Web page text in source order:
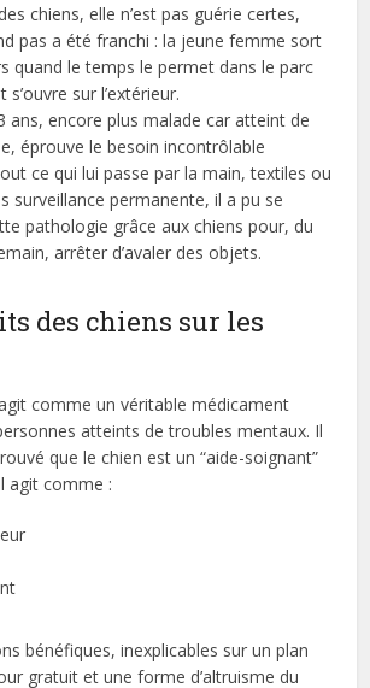
chiens, elle n’est pas guérie certes,
pas a été franchi : la jeune femme sort
quand le temps le permet dans le parc
s’ouvre sur l’extérieur.
ans, encore plus malade car atteint de
éprouve le besoin incontrôlable
ce qui lui passe par la main, textiles ou
surveillance permanente, il a pu se
pathologie grâce aux chiens pour, du
arrêter d’avaler des objets.
des chiens sur les
comme un véritable médicament
atteints de troubles mentaux. Il
que le chien est un “aide-soignant”
agit comme :
bénéfiques, inexplicables sur un plan
gratuit et une forme d’altruisme du